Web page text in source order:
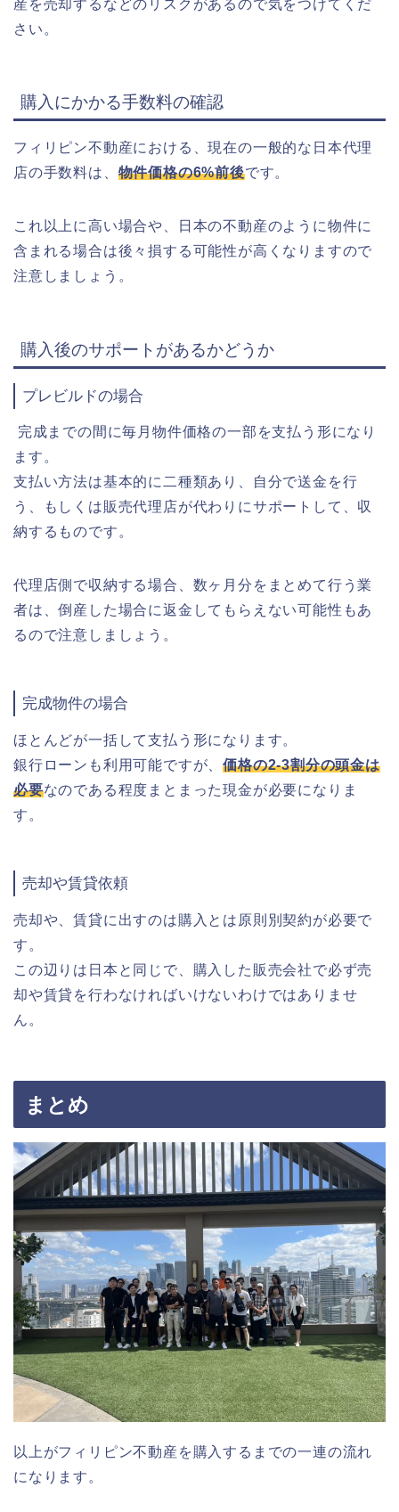
産を売却するなどのリスクがあるので気をつけてくだ
さい。
購入にかかる手数料の確認
フィリピン不動産における、現在の一般的な日本代理
店の手数料は、 物件価格の6%前後です。
これ以上に高い場合や、日本の不動産のように物件に
含まれる場合は後々損する可能性が高くなりますので
注意しましょう。
購入後のサポートがあるかどうか
プレビルドの場合
完成までの間に毎月物件価格の一部を支払う形になり
ます。
支払い方法は基本的に二種類あり、自分で送金を行
う、もしくは販売代理店が代わりにサポートして、収
納するものです。
代理店側で収納する場合、数ヶ月分をまとめて行う業
者は、倒産した場合に返金してもらえない可能性もあ
るので注意しましょう。
完成物件の場合
ほとんどが一括して支払う形になります。
銀行ローンも利用可能ですが、価格の2-3割分の頭金は
必要なのである程度まとまった現金が必要になりま
す。
売却や賃貸依頼
売却や、賃貸に出すのは購入とは原則別契約が必要で
す。
この辺りは日本と同じで、購入した販売会社で必ず売
却や賃貸を行わなければいけないわけではありませ
ん。
まとめ
以上がフィリピン不動産を購入するまでの一連の流れ
になります。